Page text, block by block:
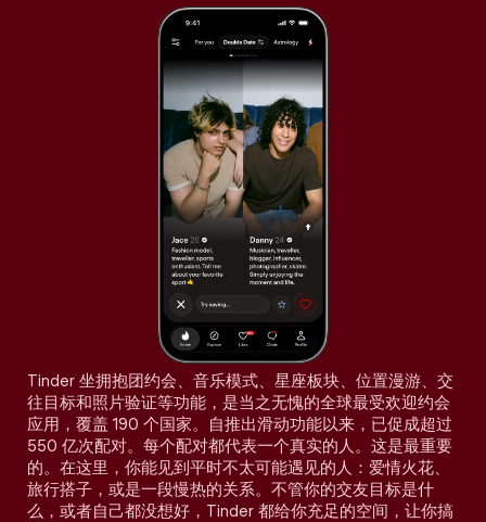
Tinder 坐拥抱团约会、音乐模式、星座板块、位置漫游、交
往目标和照片验证等功能，是当之无愧的全球最受欢迎约会
应用，覆盖 190 个国家。自推出滑动功能以来，已促成超过
550 亿次配对。每个配对都代表一个真实的人。这是最重要
的。在这里，你能见到平时不太可能遇见的人：爱情火花、
旅行搭子，或是一段慢热的关系。不管你的交友目标是什
么，或者自己都没想好，Tinder 都给你充足的空间，让你搞